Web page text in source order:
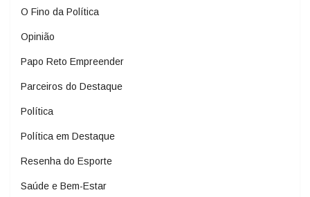
O Fino da Política
Opinião
Papo Reto Empreender
Parceiros do Destaque
Política
Política em Destaque
Resenha do Esporte
Saúde e Bem-Estar